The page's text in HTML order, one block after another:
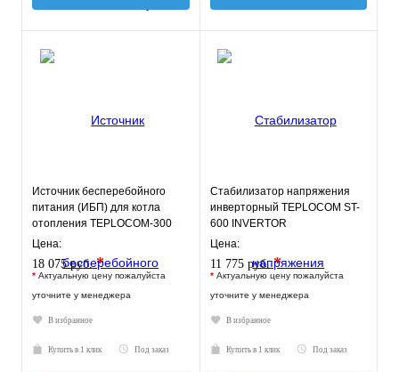
Источник бесперебойного
питания (ИБП) для котла
отопления TEPLOCOM-300
Цена:
18 075 руб.*
* Актуальную цену пожалуйста
уточните у менеджера
В избранное
Купить в 1 клик Под заказ
Стабилизатор напряжения
инверторный TEPLOCOM ST-
600 INVERTOR
Цена:
11 775 руб.*
* Актуальную цену пожалуйста
уточните у менеджера
В избранное
Купить в 1 клик Под заказ